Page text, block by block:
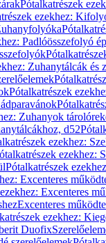
Pótalkatrészek
ezekhez:
Padlóösszefolyó
Zuhanytálcák és
Pótalkatrészek
Zuhanyok
d52
ezekhez:
ezekhez:
Pótalkatrészek
Excenteres
Excenteres
Excenteres
ezekhez:
Duofix